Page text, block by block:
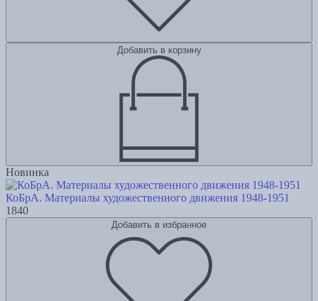
Добавить в корзину
Новинка
КоБрА. Материалы художественного движения 1948-1951
1840
Добавить в избранное